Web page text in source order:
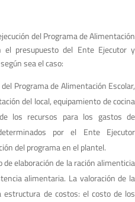
del Programa de Alimentación
el presupuesto del Ente Ejecutor y
sea el caso:
Programa de Alimentación Escolar,
del local, equipamiento de cocina
los recursos para los gastos de
por el Ente Ejecutor
del programa en el plantel.
elaboración de la ración alimenticia
alimentaria. La valoración de la
de costos: el costo de los